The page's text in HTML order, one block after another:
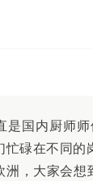
是国内厨师
忙碌在不同的
洲，大家会